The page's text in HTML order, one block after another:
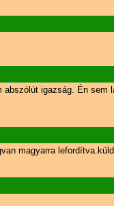
igazság. Én
magyarra